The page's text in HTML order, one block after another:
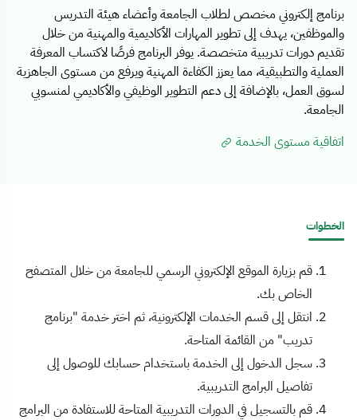
برنامج إلكتروني مخصص لطلاب الجامعة وأعضاء هيئة التدريس
والموظفين، يهدف إلى تطوير المهارات الأكاديمية والمهنية من خلال
تقديم دورات تدريبية متخصصة. يوفر البرنامج فرصًا لاكتساب المعرفة
العملية والتطبيقية، مما يعزز الكفاءة المهنية ويرفع من مستوى الجاهزية
لسوق العمل، بالإضافة إلى دعم التطوير الوظيفي والأكاديمي لمنسوبي
الجامعة.
اتفاقية مستوى الخدمة
الخطوات
قم بزيارة الموقع الإلكتروني الرسمي للجامعة من خلال المتصفح
الخاص بك.
انتقل إلى قسم الخدمات الإلكترونية، ثم اختر خدمة "برنامج
تدريب" من القائمة المتاحة.
سجل الدخول إلى الخدمة باستخدام حسابك للوصول إلى
تفاصيل البرامج التدريبية.
قم بالتسجيل في الدورات التدريبية المتاحة للاستفادة من البرامج